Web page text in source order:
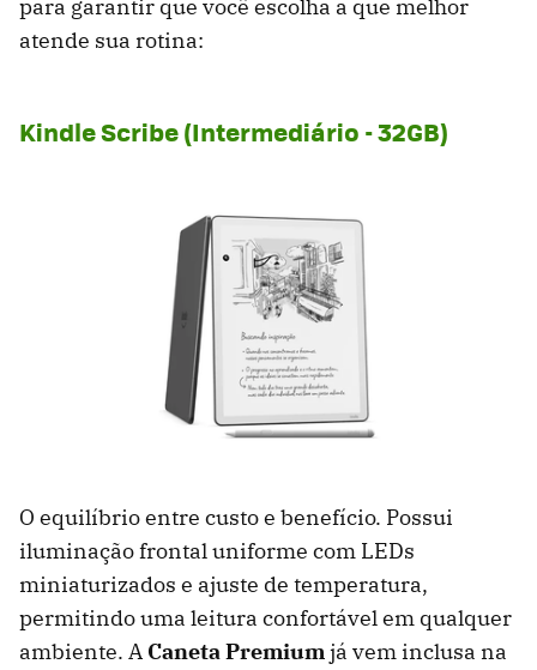
para garantir que você escolha a que melhor
atende sua rotina:
Kindle Scribe (Intermediário - 32GB)
O equilíbrio entre custo e benefício. Possui
iluminação frontal uniforme com LEDs
miniaturizados e ajuste de temperatura,
permitindo uma leitura confortável em qualquer
ambiente. A Caneta Premiumjá vem inclusa na